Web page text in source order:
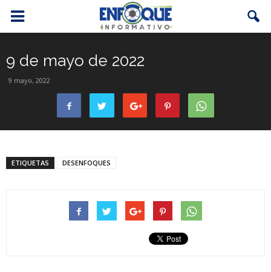
9 de mayo de 2022
9 mayo, 2022
ETIQUETAS DESENFOQUES